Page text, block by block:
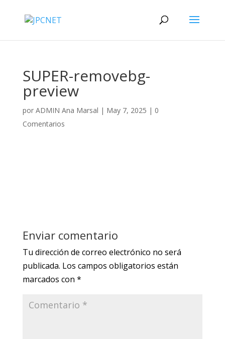
SUPER-removebg-
preview
por ADMIN Ana Marsal | May 7, 2025 | 0
Comentarios
Enviar comentario
Tu dirección de correo electrónico no será
publicada. Los campos obligatorios están
marcados con *